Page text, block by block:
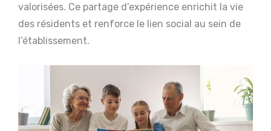
valorisées. Ce partage d’expérience enrichit la vie
des résidents et renforce le lien social au sein de
l’établissement.